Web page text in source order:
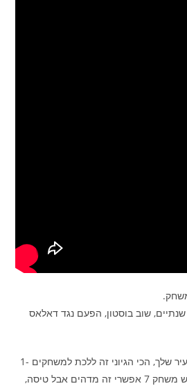
לפני שנתיים, שוב בוסטון, הפעם נגד דאלאס
משחקים 3 ו-4 (כשזה לא בעיר שלך, הכי הגיוני זה ללכת למשחקים 1-
2 או 3-4, כמובן שבמידה ויש משחק 7 אפשרי זה מדהים אבל טיסה,